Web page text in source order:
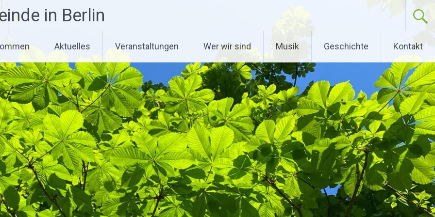
in Berlin
Aktuelles Veranstaltungen Wer wir sind Musik Geschichte Kontakt